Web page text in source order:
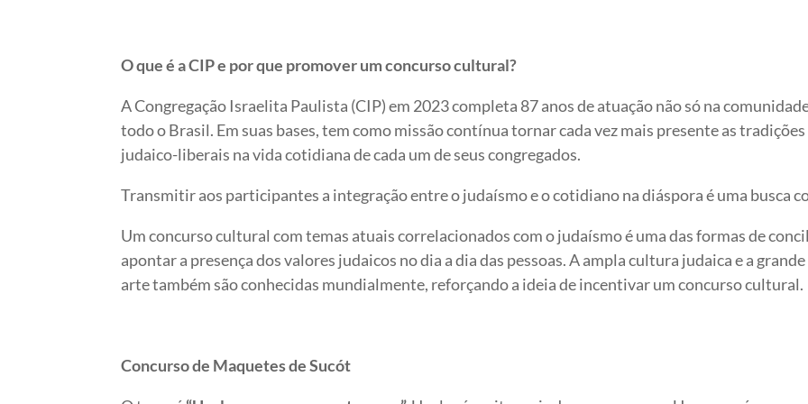
O que é a CIP e por que promover um concurso cultural?
A Congregação Israelita Paulista (CIP) em 2023 completa 87 anos de atuação não só na
todo o Brasil. Em suas bases, tem como missão contínua tornar cada vez mais presente as
judaico-liberais na vida cotidiana de cada um de seus congregados.
Transmitir aos participantes a integração entre o judaísmo e o cotidiano na diáspora é uma busca
Um concurso cultural com temas atuais correlacionados com o judaísmo é uma das formas de
apontar a presença dos valores judaicos no dia a dia das pessoas. A ampla cultura judaica e a
arte também são conhecidas mundialmente, reforçando a ideia de incentivar um concurso cultural.
Concurso de Maquetes de Sucót